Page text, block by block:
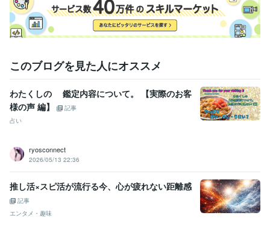
このブログを見た人にオススメ
わたくしの 鑑定内容について。 【実際のお客
様の声 編】
記事
占い
ryosconnect
2026/05/13 22:36
推し活×スピ活が流行る今、心が疲れない距離感
記事
エンタメ・趣味